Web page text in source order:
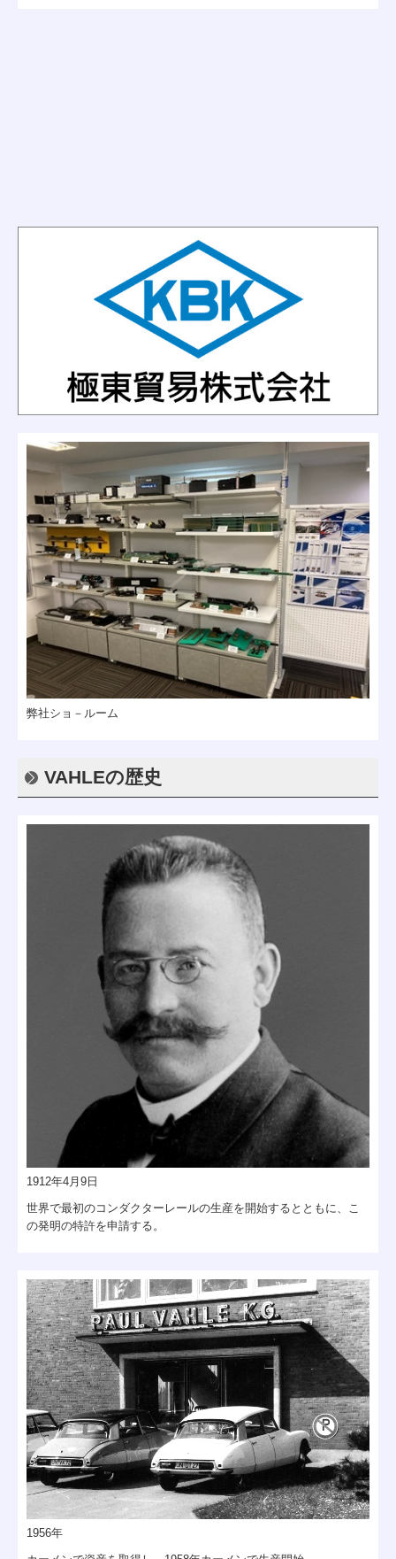
弊社ショ－ルーム
VAHLEの歴史
1912年4月9日
世界で最初のコンダクターレールの生産を開始するとともに、こ
の発明の特許を申請する。
1956年